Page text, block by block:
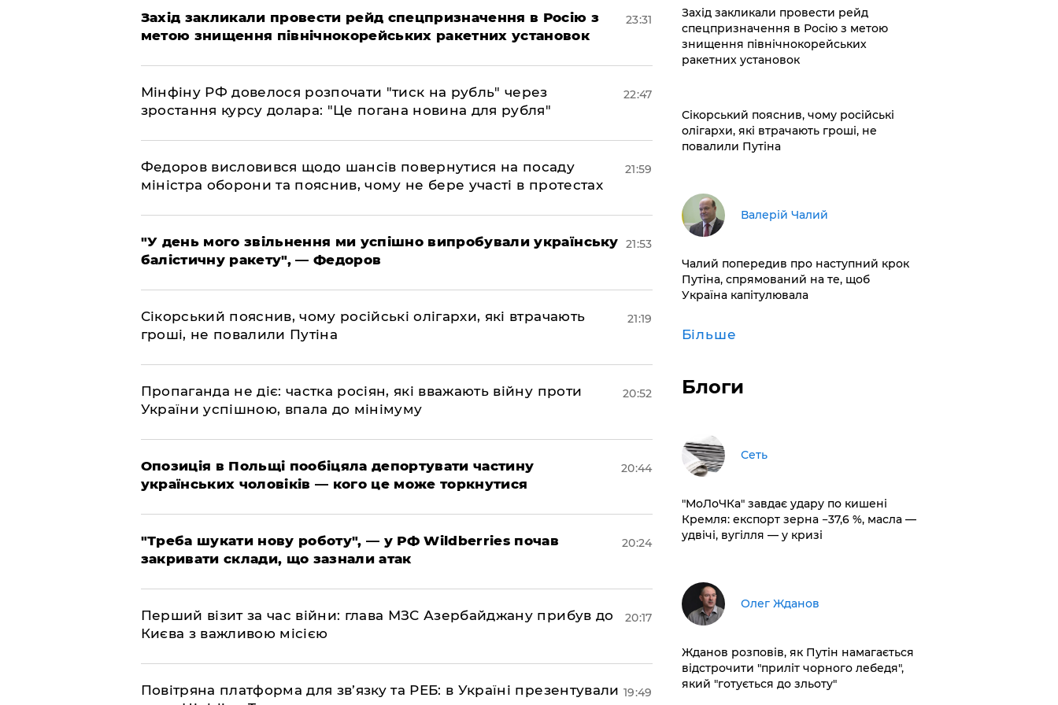
​Захід закликали провести рейд спецпризначення в Росію з
метою знищення північнокорейських ракетних установок
23:31
​Мінфіну РФ довелося розпочати "тиск на рубль" через
зростання курсу долара: "Це погана новина для рубля"
22:47
​Федоров висловився щодо шансів повернутися на посаду
міністра оборони та пояснив, чому не бере участі в протестах
21:59
​"У день мого звільнення ми успішно випробували українську
балістичну ракету", — Федоров
21:53
​Сікорський пояснив, чому російські олігархи, які втрачають
гроші, не повалили Путіна
21:19
​Пропаганда не діє: частка росіян, які вважають війну проти
України успішною, впала до мінімуму
20:52
​Опозиція в Польщі пообіцяла депортувати частину
українських чоловіків — кого це може торкнутися
20:44
​"Треба шукати нову роботу", — у РФ Wildberries почав
закривати склади, що зазнали атак
20:24
​Перший візит за час війни: глава МЗС Азербайджану прибув до
Києва з важливою місією
20:17
​Повітряна платформа для зв’язку та РЕБ: в Україні презентували 19:49
​Захід закликали провести рейд
спецпризначення в Росію з метою
знищення північнокорейських
ракетних установок
​Сікорський пояснив, чому російські
олігархи, які втрачають гроші, не
повалили Путіна
Валерій Чалий
​Чалий попередив про наступний крок
Путіна, спрямований на те, щоб
Україна капітулювала
Більше
Блоги
Сеть
​"МоЛоЧКа" завдає удару по кишені
Кремля: експорт зерна −37,6 %, масла —
удвічі, вугілля — у кризі
Олег Жданов
Жданов розповів, як Путін намагається
відстрочити "приліт чорного лебедя",
який "готується до зльоту"